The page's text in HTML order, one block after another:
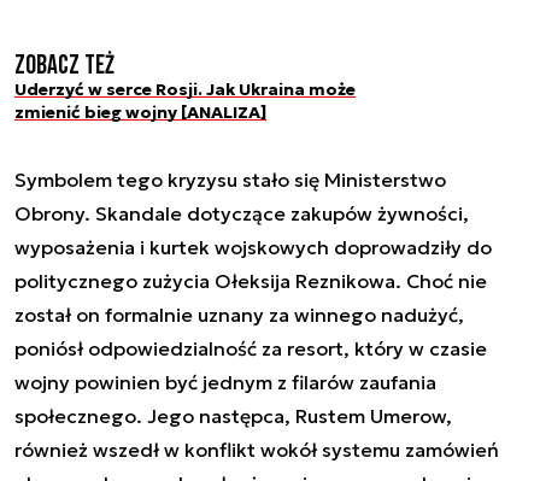
Zobacz też
Uderzyć w serce Rosji. Jak Ukraina może
zmienić bieg wojny [ANALIZA]
Symbolem tego kryzysu stało się Ministerstwo
Obrony. Skandale dotyczące zakupów żywności,
wyposażenia i kurtek wojskowych doprowadziły do
politycznego zużycia Ołeksija Reznikowa. Choć nie
został on formalnie uznany za winnego nadużyć,
poniósł odpowiedzialność za resort, który w czasie
wojny powinien być jednym z filarów zaufania
społecznego. Jego następca, Rustem Umerow,
również wszedł w konflikt wokół systemu zamówień